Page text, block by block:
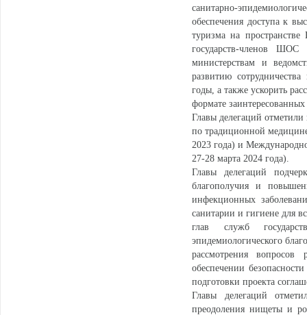
санитарно-
обеспечения доступа к
туризма на
государств-членов
министерствам и
развитию
годы, а также ускорить
формате заинтересованных
Главы делегаций
по традиционной
2023 года) и
27-28 марта 2024 года).
Главы делегаций
благополучия и
инфекционных
санитарии и гигиене для
глав служб
эпидемиологического
рассмотрения
обеспечении
подготовки проекта
Главы делегаций
преодоления нищеты и